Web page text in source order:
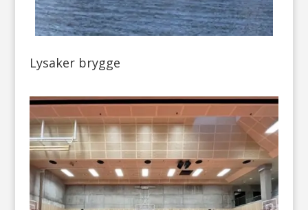
Lysaker brygge